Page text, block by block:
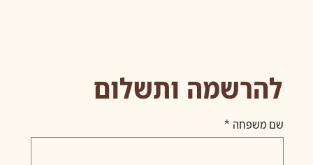
להרשמה ותשלום
שם משפחה *